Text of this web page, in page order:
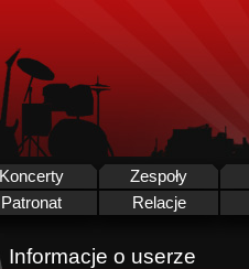
Koncerty Zespoły
Patronat Relacje
Informacje o userze